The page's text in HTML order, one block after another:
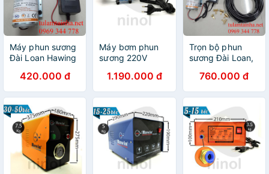
Máy phun sương
Đài Loan Hawing
420.000 đ
Máy bơm phun
sương 220V
35 béc làm mát,
tưới cây
1.190.000 đ
Trọn bộ phun
sương Đài Loan,
760.000 đ